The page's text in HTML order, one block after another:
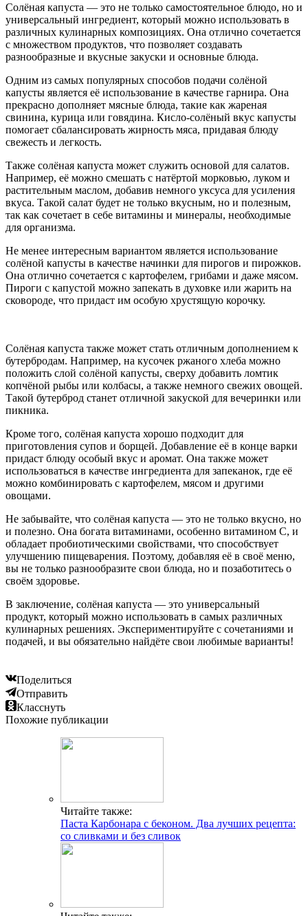
Солёная капуста — это не только самостоятельное блюдо, но и
универсальный ингредиент, который можно использовать в
различных кулинарных композициях. Она отлично сочетается
с множеством продуктов, что позволяет создавать
разнообразные и вкусные закуски и основные блюда.
Одним из самых популярных способов подачи солёной
капусты является её использование в качестве гарнира. Она
прекрасно дополняет мясные блюда, такие как жареная
свинина, курица или говядина. Кисло-солёный вкус капусты
помогает сбалансировать жирность мяса, придавая блюду
свежесть и легкость.
Также солёная капуста может служить основой для салатов.
Например, её можно смешать с натёртой морковью, луком и
растительным маслом, добавив немного уксуса для усиления
вкуса. Такой салат будет не только вкусным, но и полезным,
так как сочетает в себе витамины и минералы, необходимые
для организма.
Не менее интересным вариантом является использование
солёной капусты в качестве начинки для пирогов и пирожков.
Она отлично сочетается с картофелем, грибами и даже мясом.
Пироги с капустой можно запекать в духовке или жарить на
сковороде, что придаст им особую хрустящую корочку.
Солёная капуста также может стать отличным дополнением к
бутербродам. Например, на кусочек ржаного хлеба можно
положить слой солёной капусты, сверху добавить ломтик
копчёной рыбы или колбасы, а также немного свежих овощей.
Такой бутерброд станет отличной закуской для вечеринки или
пикника.
Кроме того, солёная капуста хорошо подходит для
приготовления супов и борщей. Добавление её в конце варки
придаст блюду особый вкус и аромат. Она также может
использоваться в качестве ингредиента для запеканок, где её
можно комбинировать с картофелем, мясом и другими
овощами.
Не забывайте, что солёная капуста — это не только вкусно, но
и полезно. Она богата витаминами, особенно витамином C, и
обладает пробиотическими свойствами, что способствует
улучшению пищеварения. Поэтому, добавляя её в своё меню,
вы не только разнообразите свои блюда, но и позаботитесь о
своём здоровье.
В заключение, солёная капуста — это универсальный
продукт, который можно использовать в самых различных
кулинарных решениях. Экспериментируйте с сочетаниями и
подачей, и вы обязательно найдёте свои любимые варианты!
Поделиться
Отправить
Класснуть
Похожие публикации
Читайте также:
Паста Карбонара с беконом. Два лучших рецепта:
со сливками и без сливок